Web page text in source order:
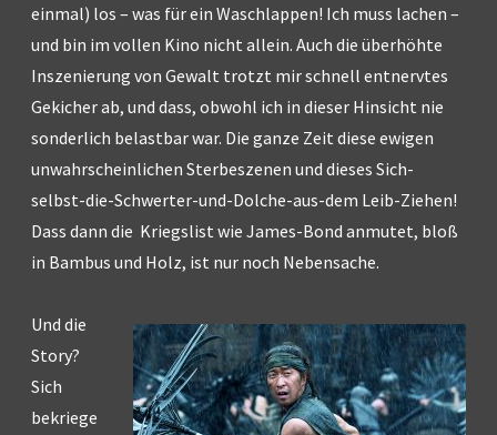
einmal) los – was für ein Waschlappen! Ich muss lachen –
und bin im vollen Kino nicht allein. Auch die überhöhte
Inszenierung von Gewalt trotzt mir schnell entnervtes
Gekicher ab, und dass, obwohl ich in dieser Hinsicht nie
sonderlich belastbar war. Die ganze Zeit diese ewigen
unwahrscheinlichen Sterbeszenen und dieses Sich-
selbst-die-Schwerter-und-Dolche-aus-dem Leib-Ziehen!
Dass dann die Kriegslist wie James-Bond anmutet, bloß
in Bambus und Holz, ist nur noch Nebensache.
Und die
Story?
Sich
bekriege